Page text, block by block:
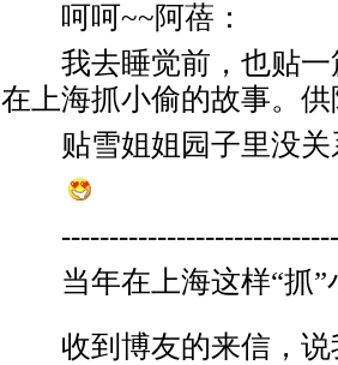
呵呵~~阿蓓：
我去睡觉前，也贴
在上海抓小偷的故事。
贴雪姐姐园子里没
当年在上海这样“抓”
收到博友的来信，